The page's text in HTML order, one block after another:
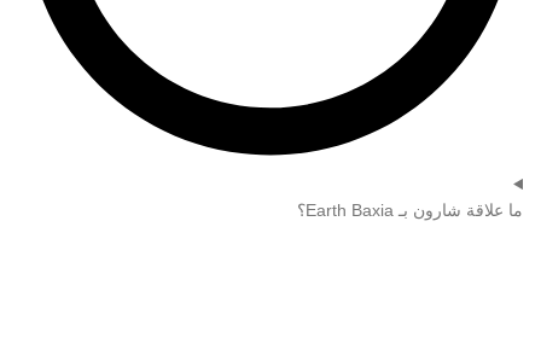
ما علاقة شارون بـ Earth Baxia؟